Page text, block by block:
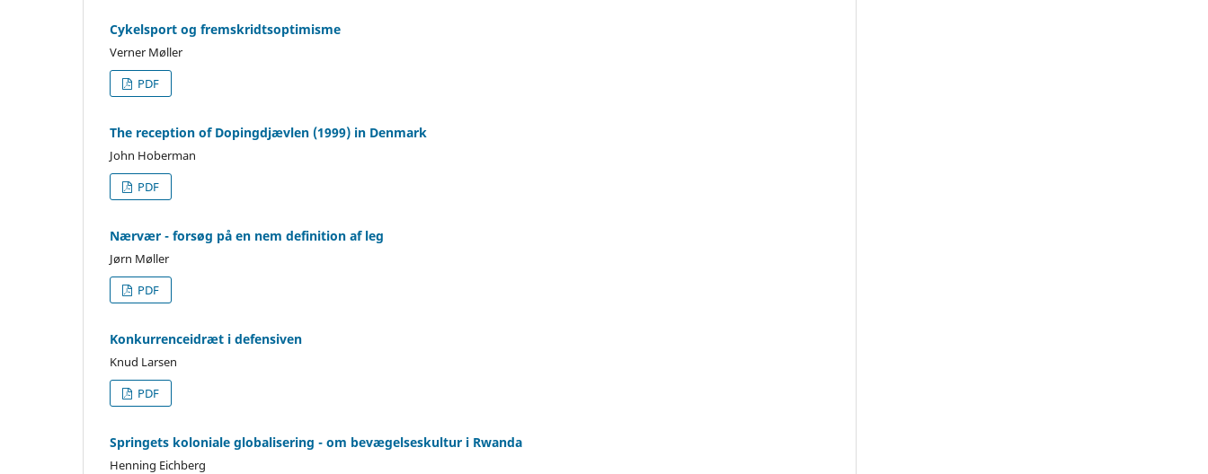
Cykelsport og fremskridtsoptimisme
Verner Møller
PDF
The reception of Dopingdjævlen (1999) in Denmark
John Hoberman
PDF
Nærvær - forsøg på en nem definition af leg
Jørn Møller
PDF
Konkurrenceidræt i defensiven
Knud Larsen
PDF
Springets koloniale globalisering - om bevægelseskultur i Rwanda
Henning Eichberg